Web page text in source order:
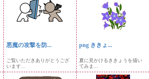
悪魔の攻撃を防...
ご覧いただきありがとうござ
います...
png ききょ...
夏に見かけるききょうを描い
てみま...